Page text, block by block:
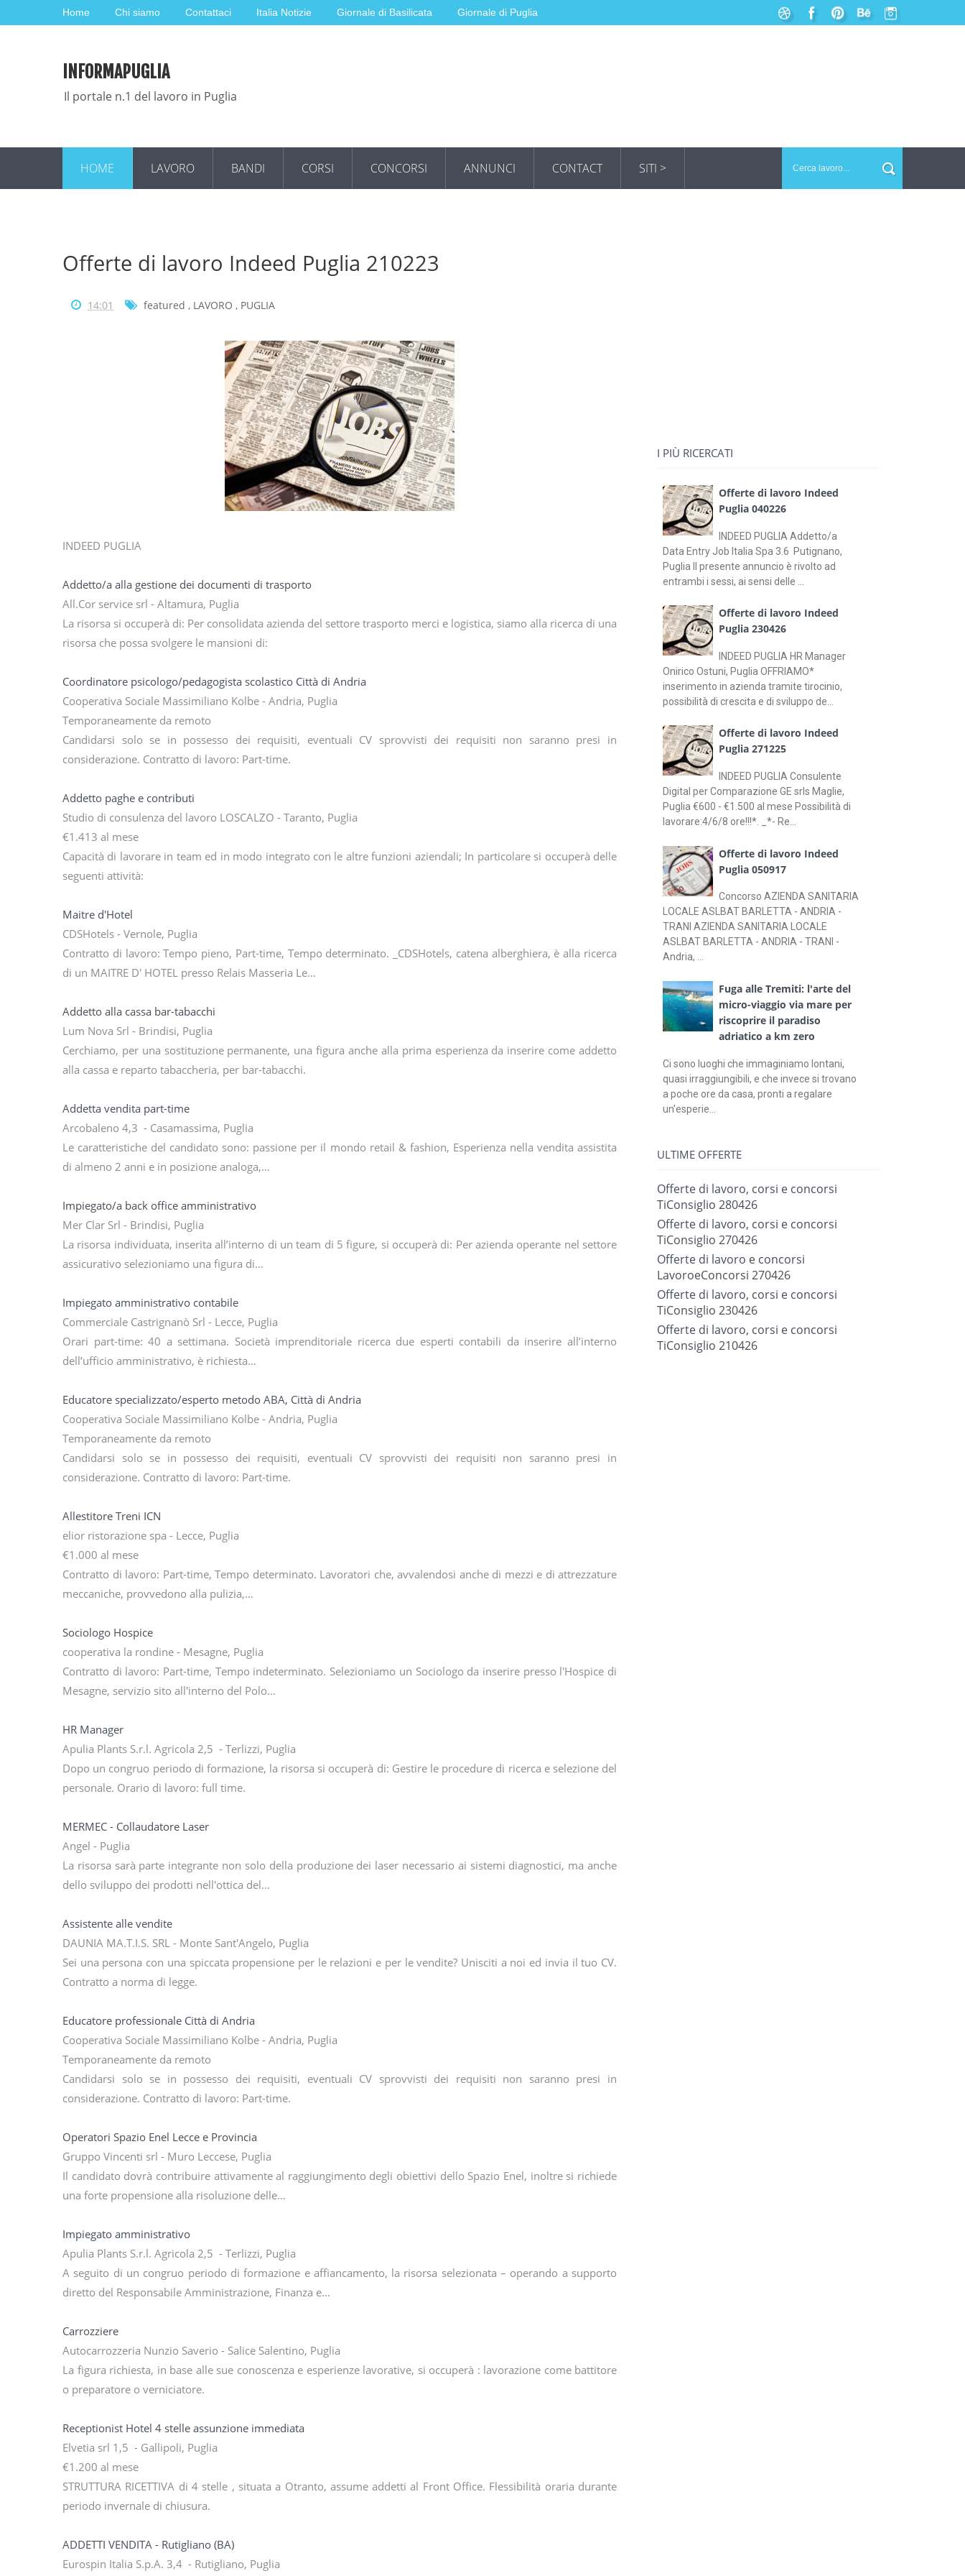
Home Chi siamo Contattaci Italia Notizie Giornale di Basilicata Giornale di Puglia
INFORMAPUGLIA
Il portale n.1 del lavoro in Puglia
HOME LAVORO BANDI CORSI CONCORSI ANNUNCI CONTACT SITI >
Offerte di lavoro Indeed Puglia 210223
14:01 featured , LAVORO , PUGLIA
INDEED PUGLIA
Addetto/a alla gestione dei documenti di trasporto
All.Cor service srl - Altamura, Puglia
La risorsa si occuperà di: Per consolidata azienda del settore trasporto merci e logistica, siamo alla ricerca di una
risorsa che possa svolgere le mansioni di:
Coordinatore psicologo/pedagogista scolastico Città di Andria
Cooperativa Sociale Massimiliano Kolbe - Andria, Puglia
Temporaneamente da remoto
Candidarsi solo se in possesso dei requisiti, eventuali CV sprovvisti dei requisiti non saranno presi in
considerazione. Contratto di lavoro: Part-time.
Addetto paghe e contributi
Studio di consulenza del lavoro LOSCALZO - Taranto, Puglia
€1.413 al mese
Capacità di lavorare in team ed in modo integrato con le altre funzioni aziendali; In particolare si occuperà delle
seguenti attività:
Maitre d'Hotel
CDSHotels - Vernole, Puglia
Contratto di lavoro: Tempo pieno, Part-time, Tempo determinato. _CDSHotels, catena alberghiera, è alla ricerca
di un MAITRE D' HOTEL presso Relais Masseria Le…
Addetto alla cassa bar-tabacchi
Lum Nova Srl - Brindisi, Puglia
Cerchiamo, per una sostituzione permanente, una figura anche alla prima esperienza da inserire come addetto
alla cassa e reparto tabaccheria, per bar-tabacchi.
Addetta vendita part-time
Arcobaleno 4,3 - Casamassima, Puglia
Le caratteristiche del candidato sono: passione per il mondo retail & fashion, Esperienza nella vendita assistita
di almeno 2 anni e in posizione analoga,…
Impiegato/a back office amministrativo
Mer Clar Srl - Brindisi, Puglia
La risorsa individuata, inserita all’interno di un team di 5 figure, si occuperà di: Per azienda operante nel settore
assicurativo selezioniamo una figura di…
Impiegato amministrativo contabile
Commerciale Castrignanò Srl - Lecce, Puglia
Orari part-time: 40 a settimana. Società imprenditoriale ricerca due esperti contabili da inserire all’interno
dell’ufficio amministrativo, è richiesta…
Educatore specializzato/esperto metodo ABA, Città di Andria
Cooperativa Sociale Massimiliano Kolbe - Andria, Puglia
Temporaneamente da remoto
Candidarsi solo se in possesso dei requisiti, eventuali CV sprovvisti dei requisiti non saranno presi in
considerazione. Contratto di lavoro: Part-time.
Allestitore Treni ICN
elior ristorazione spa - Lecce, Puglia
€1.000 al mese
Contratto di lavoro: Part-time, Tempo determinato. Lavoratori che, avvalendosi anche di mezzi e di attrezzature
meccaniche, provvedono alla pulizia,…
Sociologo Hospice
cooperativa la rondine - Mesagne, Puglia
Contratto di lavoro: Part-time, Tempo indeterminato. Selezioniamo un Sociologo da inserire presso l'Hospice di
Mesagne, servizio sito all'interno del Polo…
HR Manager
Apulia Plants S.r.l. Agricola 2,5 - Terlizzi, Puglia
Dopo un congruo periodo di formazione, la risorsa si occuperà di: Gestire le procedure di ricerca e selezione del
personale. Orario di lavoro: full time.
MERMEC - Collaudatore Laser
Angel - Puglia
La risorsa sarà parte integrante non solo della produzione dei laser necessario ai sistemi diagnostici, ma anche
dello sviluppo dei prodotti nell'ottica del…
Assistente alle vendite
DAUNIA MA.T.I.S. SRL - Monte Sant'Angelo, Puglia
Sei una persona con una spiccata propensione per le relazioni e per le vendite? Unisciti a noi ed invia il tuo CV.
Contratto a norma di legge.
Educatore professionale Città di Andria
Cooperativa Sociale Massimiliano Kolbe - Andria, Puglia
Temporaneamente da remoto
Candidarsi solo se in possesso dei requisiti, eventuali CV sprovvisti dei requisiti non saranno presi in
considerazione. Contratto di lavoro: Part-time.
Operatori Spazio Enel Lecce e Provincia
Gruppo Vincenti srl - Muro Leccese, Puglia
Il candidato dovrà contribuire attivamente al raggiungimento degli obiettivi dello Spazio Enel, inoltre si richiede
una forte propensione alla risoluzione delle…
Impiegato amministrativo
Apulia Plants S.r.l. Agricola 2,5 - Terlizzi, Puglia
A seguito di un congruo periodo di formazione e affiancamento, la risorsa selezionata – operando a supporto
diretto del Responsabile Amministrazione, Finanza e…
Carrozziere
Autocarrozzeria Nunzio Saverio - Salice Salentino, Puglia
La figura richiesta, in base alle sue conoscenza e esperienze lavorative, si occuperà : lavorazione come battitore
o preparatore o verniciatore.
Receptionist Hotel 4 stelle assunzione immediata
Elvetia srl 1,5 - Gallipoli, Puglia
€1.200 al mese
STRUTTURA RICETTIVA di 4 stelle , situata a Otranto, assume addetti al Front Office. Flessibilità oraria durante
periodo invernale di chiusura.
ADDETTI VENDITA - Rutigliano (BA)
Eurospin Italia S.p.A. 3,4 - Rutigliano, Puglia
I PIÙ RICERCATI
Offerte di lavoro Indeed
Puglia 040226
INDEED PUGLIA Addetto/a
Data Entry Job Italia Spa 3.6 Putignano,
Puglia Il presente annuncio è rivolto ad
entrambi i sessi, ai sensi delle ...
Offerte di lavoro Indeed
Puglia 230426
INDEED PUGLIA HR Manager
Onirico Ostuni, Puglia OFFRIAMO*
inserimento in azienda tramite tirocinio,
possibilità di crescita e di sviluppo de...
Offerte di lavoro Indeed
Puglia 271225
INDEED PUGLIA Consulente
Digital per Comparazione GE srls Maglie,
Puglia €600 - €1.500 al mese Possibilità di
lavorare:4/6/8 ore!!!*. _*- Re...
Offerte di lavoro Indeed
Puglia 050917
Concorso AZIENDA SANITARIA
LOCALE ASLBAT BARLETTA - ANDRIA -
TRANI AZIENDA SANITARIA LOCALE
ASLBAT BARLETTA - ANDRIA - TRANI -
Andria, ...
Fuga alle Tremiti: l'arte del
micro-viaggio via mare per
riscoprire il paradiso
adriatico a km zero
Ci sono luoghi che immaginiamo lontani,
quasi irraggiungibili, e che invece si trovano
a poche ore da casa, pronti a regalare
un'esperie...
ULTIME OFFERTE
Offerte di lavoro, corsi e concorsi
TiConsiglio 280426
Offerte di lavoro, corsi e concorsi
TiConsiglio 270426
Offerte di lavoro e concorsi
LavoroeConcorsi 270426
Offerte di lavoro, corsi e concorsi
TiConsiglio 230426
Offerte di lavoro, corsi e concorsi
TiConsiglio 210426